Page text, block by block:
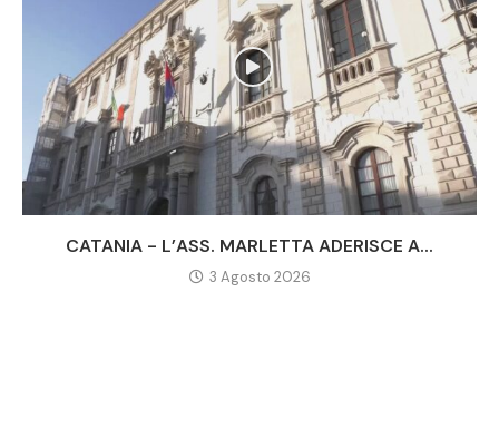
CATANIA - L’ASS. MARLETTA ADERISCE A...
3 Agosto 2026